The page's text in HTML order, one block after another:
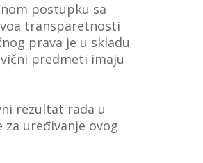
postupku sa
transparetnosti
prava je u skladu
predmeti imaju
rezultat rada u
uređivanje ovog